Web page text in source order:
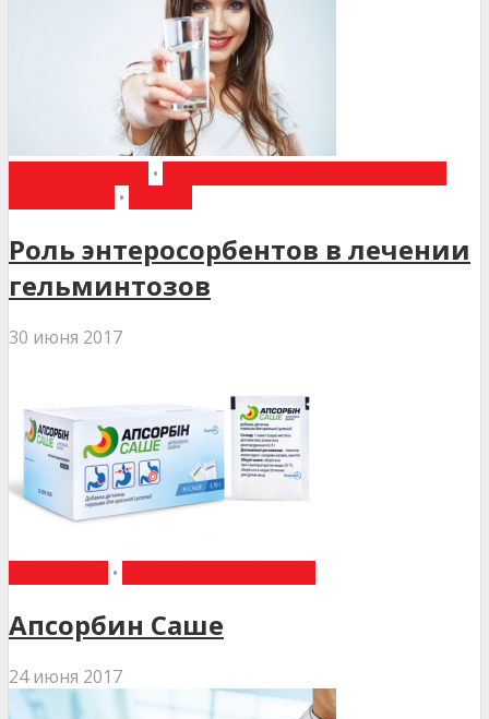
•
•
Роль энтеросорбентов в лечении
гельминтозов
30 июня 2017
•
Апсорбин Саше
24 июня 2017